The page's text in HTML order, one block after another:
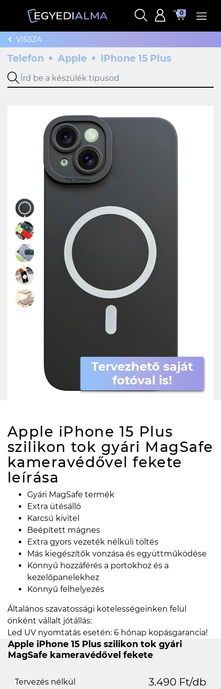
0
VISSZA
Telefon Apple IPhone 15 Plus
Tervezhető saját
fotóval is!
Apple iPhone 15 Plus
szilikon tok gyári MagSafe
kameravédővel fekete
leírása
Gyári MagSafe termék
Extra ütésálló
Karcsú kivitel
Beépített mágnes
Extra gyors vezeték nélküli töltés
Más kiegészítők vonzása és együttműködése
Könnyű hozzáférés a portokhoz és a
kezelőpanelekhez
Könnyű felhelyezés
Általános szavatossági kötelességeinken felül
önként vállalt jótállás:
Led UV nyomtatás esetén: 6 hónap kopásgarancia!
Apple iPhone 15 Plus szilikon tok gyári
MagSafe kameravédővel fekete
Tervezés nélkül 3.490 Ft/db